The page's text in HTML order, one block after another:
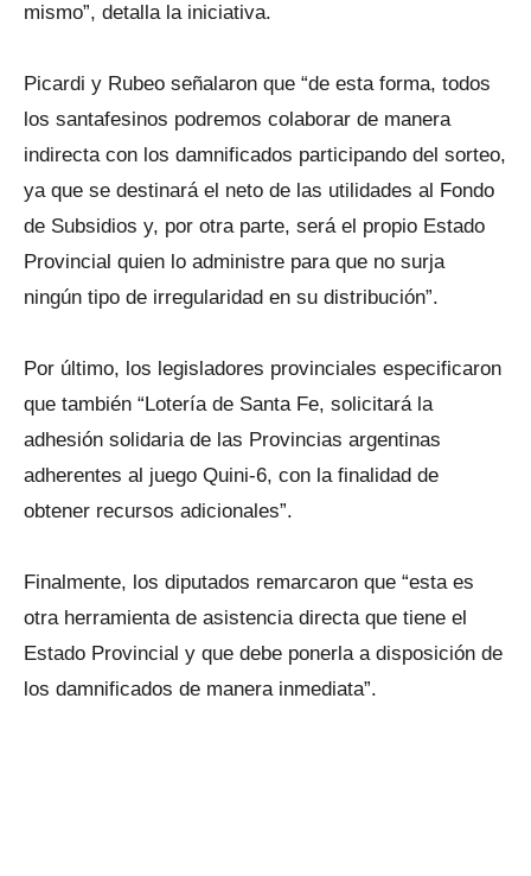
mismo”, detalla la iniciativa.
Picardi y Rubeo señalaron que “de esta forma, todos
los santafesinos podremos colaborar de manera
indirecta con los damnificados participando del sorteo,
ya que se destinará el neto de las utilidades al Fondo
de Subsidios y, por otra parte, será el propio Estado
Provincial quien lo administre para que no surja
ningún tipo de irregularidad en su distribución”.
Por último, los legisladores provinciales especificaron
que también “Lotería de Santa Fe, solicitará la
adhesión solidaria de las Provincias argentinas
adherentes al juego Quini-6, con la finalidad de
obtener recursos adicionales”.
Finalmente, los diputados remarcaron que “esta es
otra herramienta de asistencia directa que tiene el
Estado Provincial y que debe ponerla a disposición de
los damnificados de manera inmediata”.